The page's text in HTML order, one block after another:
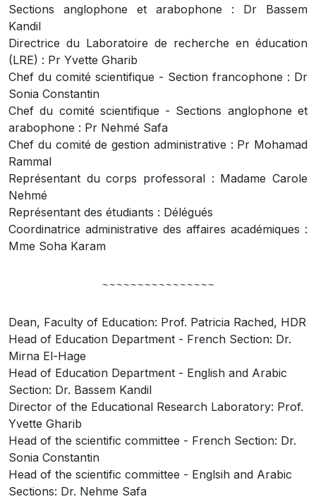
Sections anglophone et arabophone : Dr Bassem
Kandil
Directrice du Laboratoire de recherche en éducation
(LRE) : Pr Yvette Gharib
Chef du comité scientifique - Section francophone : Dr
Sonia Constantin
Chef du comité scientifique - Sections anglophone et
arabophone : Pr Nehmé Safa
Chef du comité de gestion administrative : Pr Mohamad
Rammal
Représentant du corps professoral : Madame Carole
Nehmé
Représentant des étudiants : Délégués
Coordinatrice administrative des affaires académiques :
Mme Soha Karam
~~~~~~~~~~~~~~~~
Dean, Faculty of Education: Prof. Patricia Rached, HDR
Head of Education Department - French Section: Dr.
Mirna El-Hage
Head of Education Department - English and Arabic
Section: Dr. Bassem Kandil
Director of the Educational Research Laboratory: Prof.
Yvette Gharib
Head of the scientific committee - French Section: Dr.
Sonia Constantin
Head of the scientific committee - Englsih and Arabic
Sections: Dr. Nehme Safa